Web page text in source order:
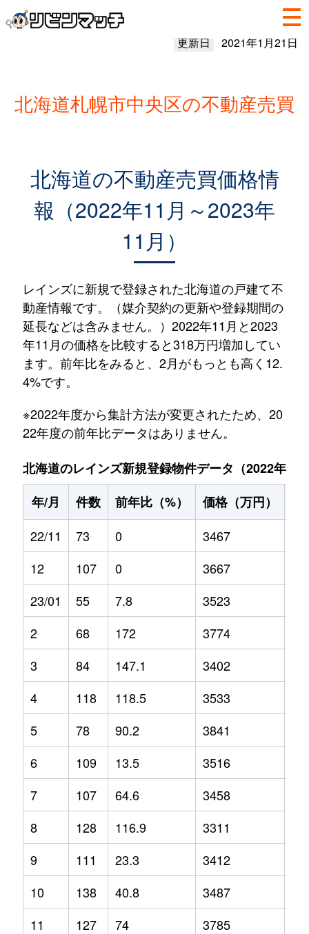
更新日 2021年1月21日
北海道札幌市中央区の不動産売買
北海道の不動産売買価格情
報（2022年11月～2023年
11月）
レインズに新規で登録された北海道の戸建て不
動産情報です。（媒介契約の更新や登録期間の
延長などは含みません。）2022年11月と2023
年11月の価格を比較すると318万円増加してい
ます。前年比をみると、2月がもっとも高く12.
4%です。
※2022年度から集計方法が変更されたため、20
22年度の前年比データはありません。
北海道のレインズ新規登録物件データ（2022年11
年/月
件数 前年比（%） 価格（万円）
22/11
73 0 3467
12
107 0 3667
23/01
55 7.8 3523
2
68 172 3774
3
84 147.1 3402
4
118 118.5 3533
5
78 90.2 3841
6
109 13.5 3516
7
107 64.6 3458
8
128 116.9 3311
9
111 23.3 3412
10
138 40.8 3487
11
127 74 3785